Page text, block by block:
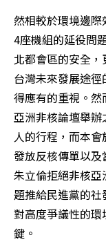
然相較於環境邊
4座機組的延役問
北都會區的安全
台灣未來發展途
得應有的重視。
亞洲非核論壇舉
人的行程，而本
發放反核傳單以
朱立倫拒絕非核
題推給民進黨的
對高度爭議性的
鍵。